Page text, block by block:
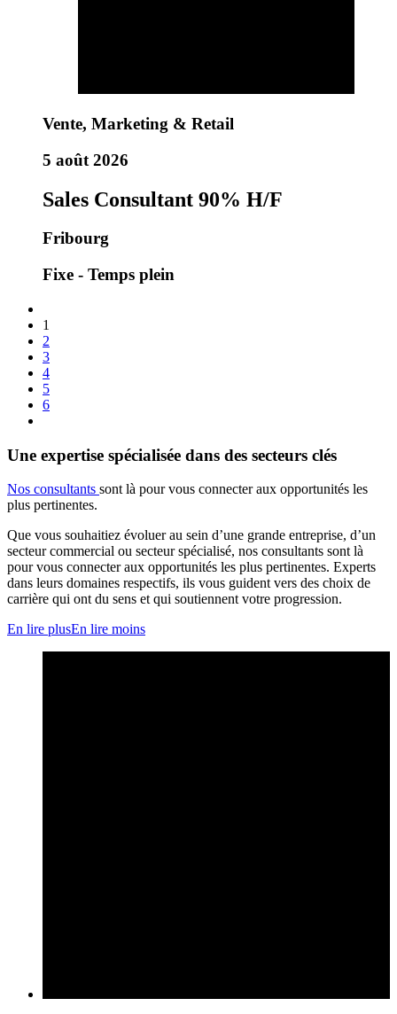
Vente, Marketing & Retail
5 août 2026
Sales Consultant 90% H/F
Fribourg
Fixe - Temps plein
1
2
3
4
5
6
Une expertise spécialisée dans des secteurs clés
Nos consultants sont là pour vous connecter aux opportunités les
plus pertinentes.
Que vous souhaitiez évoluer au sein d’une grande entreprise, d’un
secteur commercial ou secteur spécialisé, nos consultants sont là
pour vous connecter aux opportunités les plus pertinentes. Experts
dans leurs domaines respectifs, ils vous guident vers des choix de
carrière qui ont du sens et qui soutiennent votre progression.
En lire plusEn lire moins